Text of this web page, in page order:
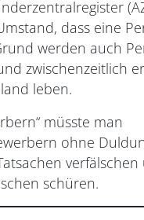
dass eine
werden auch
zwischenzeitlich
leben.
müsste man
ohne
verfälschen
schüren.